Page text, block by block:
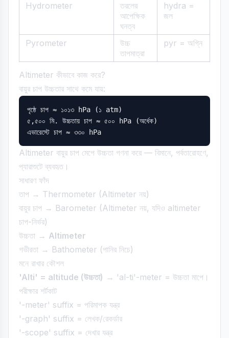
Hydrometer
তরলের
আপেক্ষিক
ঘনত্ব
hydra =
জল
Pyrometer
উচ্চ
তাপমাত্রা
pyr = অগ্নি
Altimeter কীভাবে কাজ করে?
বায়ুর চাপ উচ্চতার সাথে কমে যায়:
পৃষ্ঠে চাপ ≈ ১০১৩ hPa (১ atm)
৫,৫০০ মি. উচ্চতায় চাপ ≈ ৫০০ hPa (অর্ধেক)
Altimeter বায়ুর চাপ মেপে উচ্চতা গণনা করে — বিমানে, পর্বতারোহণে,
প্যারাশুটে ব্যবহৃত।
সাধারণ ফাঁদ
তাপ → Thermometer (Altimeter নয়)
বায়ুর চাপ → Barometer (Altimeter নয়, যদিও altimeter
চাপ-নির্ভর)
উচ্চতা → Altimeter
গভীরতা → Bathometer (পানির নিচে)
মনে রাখার কৌশল
'Alti' = altitude (উচ্চতা) → 'al-ti'-meter = উচ্চতা মাপে।
পরীক্ষার শর্টকাট
'-meter' suffix = পরিমাপক যন্ত্র
'-graph' suffix = লেখক/রেকর্ডার
'-scope' suffix = দেখার যন্ত্র